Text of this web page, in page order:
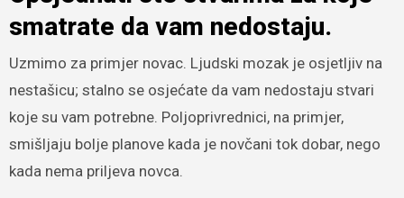
smatrate da vam nedostaju.
Uzmimo za primjer novac. Ljudski mozak je osjetljiv na
nestašicu; stalno se osjećate da vam nedostaju stvari
koje su vam potrebne. Poljoprivrednici, na primjer,
smišljaju bolje planove kada je novčani tok dobar, nego
kada nema priljeva novca.